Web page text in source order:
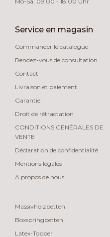
Service en magasin
Commander le catalogue
Rendez-vous de consultation
Contact
Livraison et paiement
Garantie
Droit de rétractation
CONDITIONS GÉNÉRALES DE
VENTE
Déclaration de confidentialité
Mentions légales
A propos de nous
Massivholzbetten
Boxspringbetten
Latex-Topper